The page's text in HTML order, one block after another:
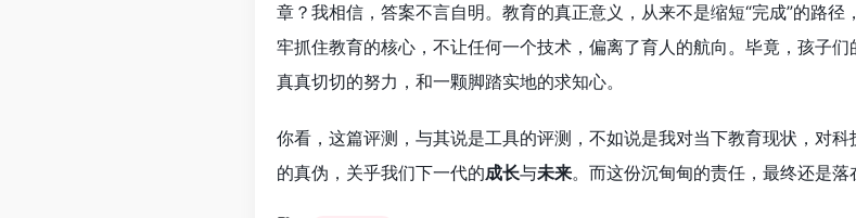
章？我相信，答案不言自明。教育的真正意义，从来不是缩短“完成”的路
牢抓住教育的核心，不让任何一个技术，偏离了育人的航向。毕竟，孩子
真真切切的努力，和一颗脚踏实地的求知心。
你看，这篇评测，与其说是工具的评测，不如说是我对当下教育现状，对
的真伪，关乎我们下一代的成长与未来。而这份沉甸甸的责任，最终还是落